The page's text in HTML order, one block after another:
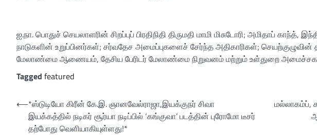
ஐ.நா. பொதுச் செயலாளரின் சிறப்புப் பிரதிநிதி திருமதி மாமி மிசுடோரி; அமிதாப் காந்த்,
நாடுகளின் உறுப்பினர்கள்; சர்வதேச அமைப்புகளைச் சேர்ந்த அதிகாரிகள்; செயற்குழுவின்
மேலாண்மை ஆணையம், தேசிய பேரிடர் மேலாண்மை நிறுவனம் மற்றும் உள்துறை
Tagged featured
Post
navigation
⟵*ஸ்டுடியோ கிரீன் கே.இ. ஞானவேல்ராஜா,இயக்குநர் சிவா
இயக்கத்தில் நடிகர் சூர்யா நடிப்பில் ‘கங்குவா’ படத்தின் புரோமோ டீசர்
தற்போது வெளியாகியுள்ளது!*
மல்லாகம்ப்,